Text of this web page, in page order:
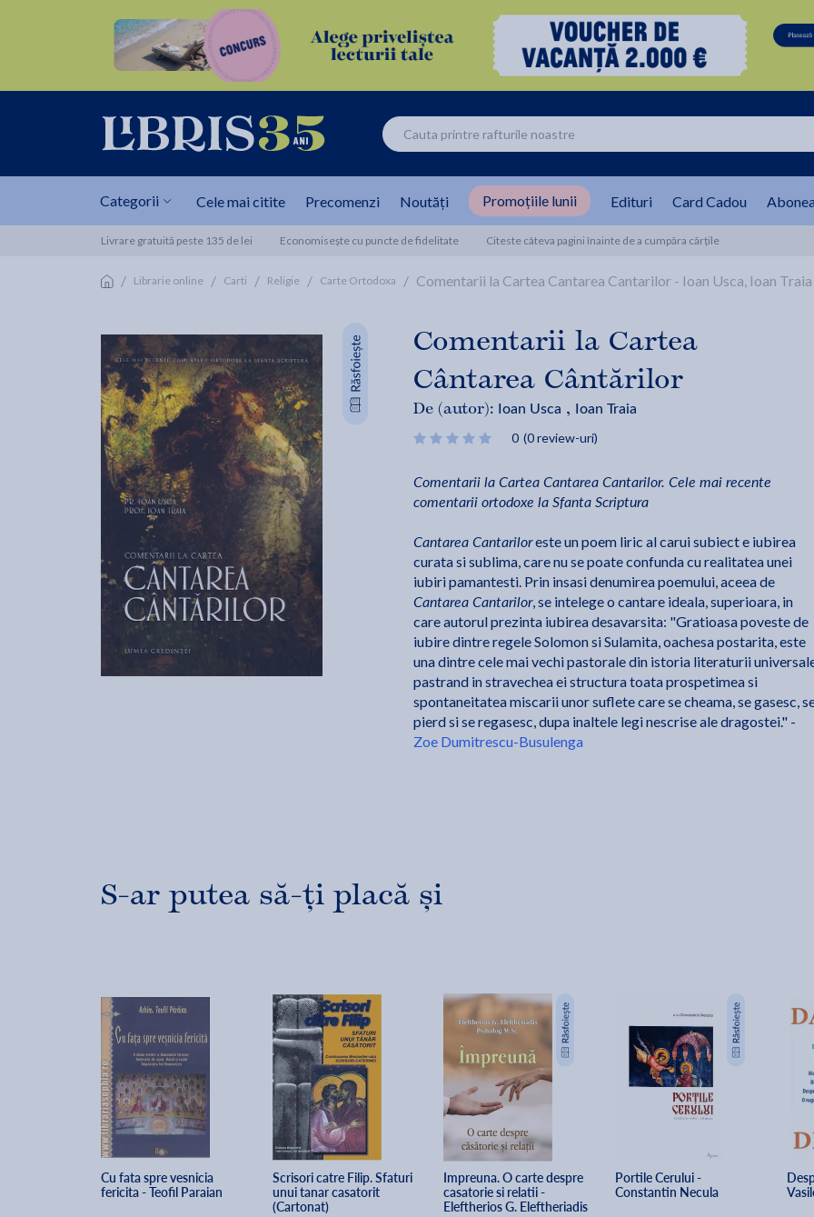
Categorii Cele mai citite Precomenzi Noutăți Promoțiile lunii Edituri Card Cadou
Livrare gratuită peste 135 de lei Economisește cu puncte de fidelitate Citeste câteva pagini înainte de a cumpăra cărțile
/ Librarie online / Carti / Religie / Carte Ortodoxa / Comentarii la Cartea Cantarea Cantarilor - Ioan Usca, Ioan Traia
Comentarii la Cartea
Cântarea Cântărilor
De (autor): Ioan Usca , Ioan Traia
0 (0 review-uri)
Comentarii la Cartea Cantarea Cantarilor. Cele mai recente
comentarii ortodoxe la Sfanta Scriptura
Cantarea Cantariloreste un poem liric al carui subiect e iubirea
curata si sublima, care nu se poate confunda cu realitatea unei
iubiri pamantesti. Prin insasi denumirea poemului, aceea de
Cantarea Cantarilor, se intelege o cantare ideala, superioara, in
care autorul prezinta iubirea desavarsita: "Gratioasa poveste de
iubire dintre regele Solomon si Sulamita, oachesa postarita, este
una dintre cele mai vechi pastorale din istoria literaturii
pastrand in stravechea ei structura toata prospetimea si
spontaneitatea miscarii unor suflete care se cheama, se gasesc,
pierd si se regasesc, dupa inaltele legi nescrise ale dragostei." -
Zoe Dumitrescu-Busulenga
S-ar putea să-ți placă și
Cu fata spre vesnicia
fericita - Teofil Paraian
Scrisori catre Filip. Sfaturi
unui tanar casatorit
(Cartonat)
Impreuna. O carte despre
casatorie si relatii -
Eleftherios G. Eleftheriadis
Portile Cerului -
Constantin Necula